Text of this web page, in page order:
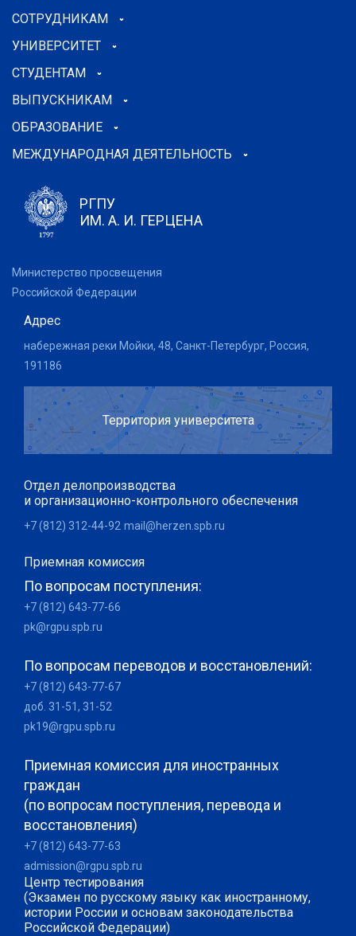
СОТРУДНИКАМ
УНИВЕРСИТЕТ
СТУДЕНТАМ
ВЫПУСКНИКАМ
ОБРАЗОВАНИЕ
МЕЖДУНАРОДНАЯ ДЕЯТЕЛЬНОСТЬ
РГПУ
ИМ. А. И. ГЕРЦЕНА
Министерство просвещения
Российской Федерации
Адрес
набережная реки Мойки, 48, Санкт-Петербург, Россия,
191186
Территория университета
Отдел делопроизводства
и организационно-контрольного обеспечения
+7 (812) 312-44-92 mail@herzen.spb.ru
Приемная комиссия
По вопросам поступления:
+7 (812) 643-77-66
pk@rgpu.spb.ru
По вопросам переводов и восстановлений:
+7 (812) 643-77-67
доб. 31-51, 31-52
pk19@rgpu.spb.ru
Приемная комиссия для иностранных
граждан
(по вопросам поступления, перевода и
восстановления)
+7 (812) 643-77-63
admission@rgpu.spb.ru
Центр тестирования
(Экзамен по русскому языку как иностранному,
истории России и основам законодательства
Российской Федерации)